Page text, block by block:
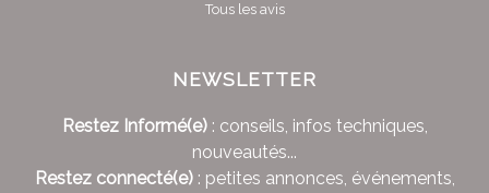
Tous les avis
NEWSLETTER
Restez Informé(e): conseils, infos techniques,
nouveautés...
Restez connecté(e): petites annonces, événements,